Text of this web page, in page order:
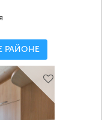
РАЙОНЕ